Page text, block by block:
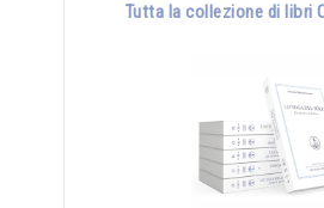
Tutta la collezione di libri